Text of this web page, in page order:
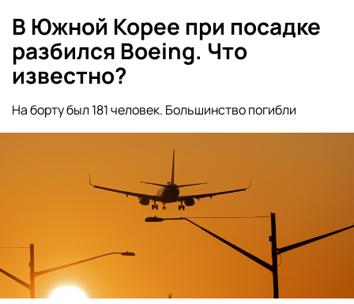
В Южной Корее при посадке
разбился Boeing. Что
известно?
На борту был 181 человек. Большинство погибли